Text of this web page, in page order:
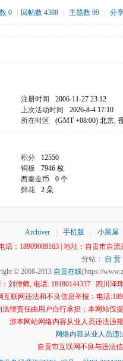
0 回帖数 4388 主题数 99 分
注册时间
2006-11-27 23:12
上次活动时间
2026-8-4 17:10
所在时区 (GMT +08:00) 北京,
积分
12550
铜板
7946 枚
西秦金币
0 个
鲜花 2 朵
Archiver 手机版 小黑屋
话：18909009163 | 地址：自贡市
分站：
自 贡
© 2008-2013 自贡在线(https://
刘律师, 电话: 18180144337 四川泽
互联网违法和不良信息举报：电话
律责任由用户自行承担；本网站仅
涉本网站网络内容从业人员违法违
网络内容从业人员违
自贡市互联网不良与违法